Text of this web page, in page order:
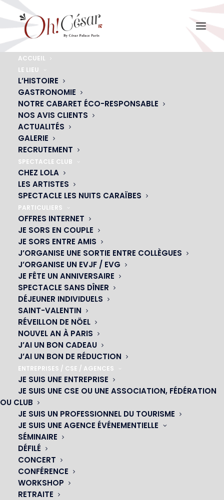
ACCUEIL
LE LIEU
L’HISTOIRE
GASTRONOMIE
NOTRE CABARET ÉCO-RESPONSABLE
NOS AVIS CLIENTS
ACTUALITÉS
GALERIE
RECRUTEMENT
SPECTACLE CLUB
CHEZ LOLA
LES ARTISTES
SPECTACLE LES NUITS CARAÏBES
PARTICULIERS
OFFRES INTERNET
JE SORS EN COUPLE
JE SORS ENTRE AMIS
J’ORGANISE UNE SORTIE ENTRE COLLÈGUES
J’ORGANISE UN EVJF / EVG
JE FÊTE UN ANNIVERSAIRE
SPECTACLE SANS DÎNER
DÉJEUNER INDIVIDUELS
SAINT-VALENTIN
RÉVEILLON DE NÖEL
NOUVEL AN À PARIS
J’AI UN BON CADEAU
J’AI UN BON DE RÉDUCTION
ENTREPRISES / CSE / AGENCES
JE SUIS UNE ENTREPRISE
JE SUIS UNE CSE OU UNE ASSOCIATION, FÉDÉRATION
OU CLUB
JE SUIS UN PROFESSIONNEL DU TOURISME
JE SUIS UNE AGENCE ÉVÉNEMENTIELLE
SÉMINAIRE
DÉFILÉ
CONCERT
CONFÉRENCE
WORKSHOP
RETRAITE
Réservez vos réveillons de noël et de la Saint sylvestre
OH! CÉSAR
|